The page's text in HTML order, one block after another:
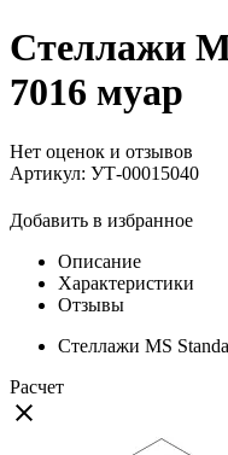
Стеллажи
7016 муар
Нет оценок и отзывов
Артикул: УТ-00015040
Добавить в избранное
Описание
Характеристики
Отзывы
Стеллажи MS
Расчет